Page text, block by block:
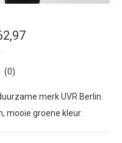
(0)
merk UVR Berlin.
mooie groene kleur.